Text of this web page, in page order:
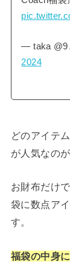
— taka @9
2024
どのアイテ
が人気なの
お財布だけ
袋に数点ア
す。
福袋の中身